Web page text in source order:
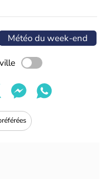
Météo du week-end